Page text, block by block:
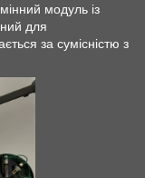
модуль із
для
за сумісністю з